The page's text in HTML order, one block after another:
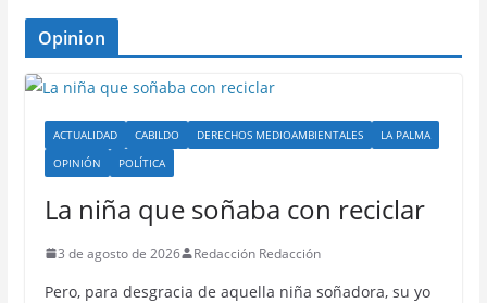
Opinion
ACTUALIDAD CABILDO DERECHOS MEDIOAMBIENTALES
LA PALMA
OPINIÓN
POLÍTICA
La niña que soñaba con reciclar
3 de agosto de 2026 Redacción Redacción
Pero, para desgracia de aquella niña soñadora, su yo